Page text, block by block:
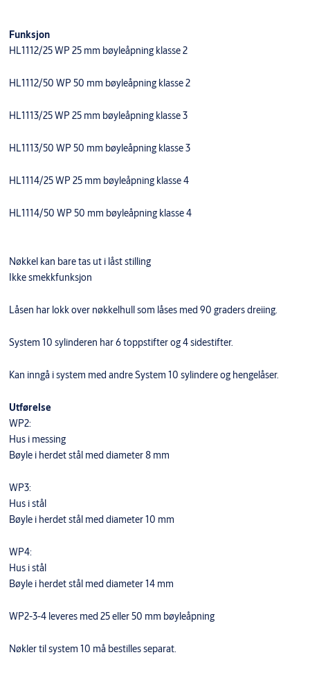
Funksjon
HL1112/25 WP 25 mm bøyleåpning klasse 2
HL1112/50 WP 50 mm bøyleåpning klasse 2
HL1113/25 WP 25 mm bøyleåpning klasse 3
HL1113/50 WP 50 mm bøyleåpning klasse 3
HL1114/25 WP 25 mm bøyleåpning klasse 4
HL1114/50 WP 50 mm bøyleåpning klasse 4
Nøkkel kan bare tas ut i låst stilling
Ikke smekkfunksjon
Låsen har lokk over nøkkelhull som låses med 90 graders dreiing.
System 10 sylinderen har 6 toppstifter og 4 sidestifter.
Kan inngå i system med andre System 10 sylindere og hengelåser.
Utførelse
WP2:
Hus i messing
Bøyle i herdet stål med diameter 8 mm
WP3:
Hus i stål
Bøyle i herdet stål med diameter 10 mm
WP4:
Hus i stål
Bøyle i herdet stål med diameter 14 mm
WP2-3-4 leveres med 25 eller 50 mm bøyleåpning
Nøkler til system 10 må bestilles separat.